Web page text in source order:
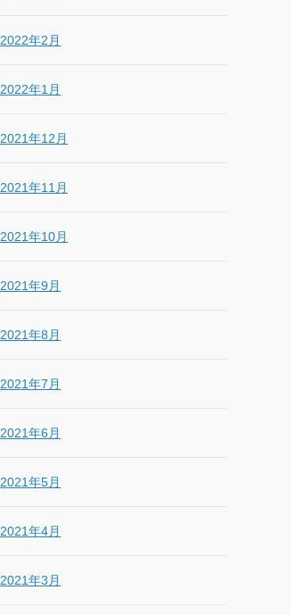
2022年2月
2022年1月
2021年12月
2021年11月
2021年10月
2021年9月
2021年8月
2021年7月
2021年6月
2021年5月
2021年4月
2021年3月